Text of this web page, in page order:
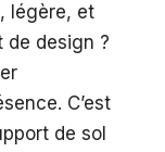
légère, et
de design ?
C’est
de sol